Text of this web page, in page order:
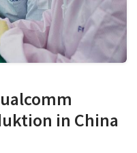
in China